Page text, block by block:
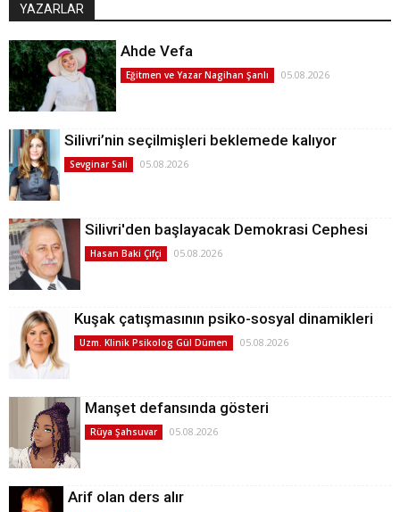
YAZARLAR
Ahde Vefa
Eğitmen ve Yazar Nagihan Şanlı 05.08.2026
Silivri’nin seçilmişleri beklemede kalıyor
Sevginar Sali 05.08.2026
Silivri'den başlayacak Demokrasi Cephesi
Hasan Baki Çifçi 05.08.2026
Kuşak çatışmasının psiko-sosyal dinamikleri
Uzm. Klinik Psikolog Gül Dümen 05.08.2026
Manşet defansında gösteri
Rüya Şahsuvar 05.08.2026
Arif olan ders alır